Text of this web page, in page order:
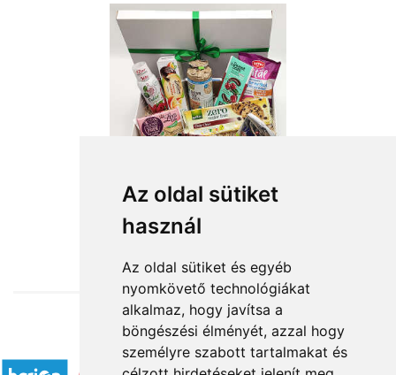
Az oldal sütiket
használ
Az oldal sütiket és egyéb
nyomkövető technológiákat
alkalmaz, hogy javítsa a
böngészési élményét, azzal hogy
személyre szabott tartalmakat és
from HUF19,160
Accepted payment methods